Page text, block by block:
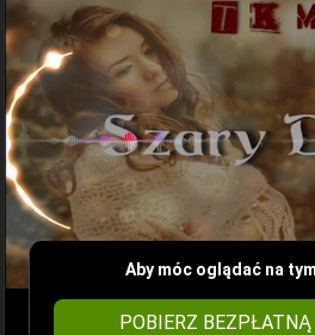
Aby móc oglądać na
POBIERZ